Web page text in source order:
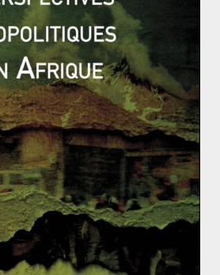
:
1990 : l’arrivée au pouvoir de la
de l’Euro
2000 : forte croissance, puis crise
de paix au Mali : la hache de gue
fiscal ou modèle économique ?